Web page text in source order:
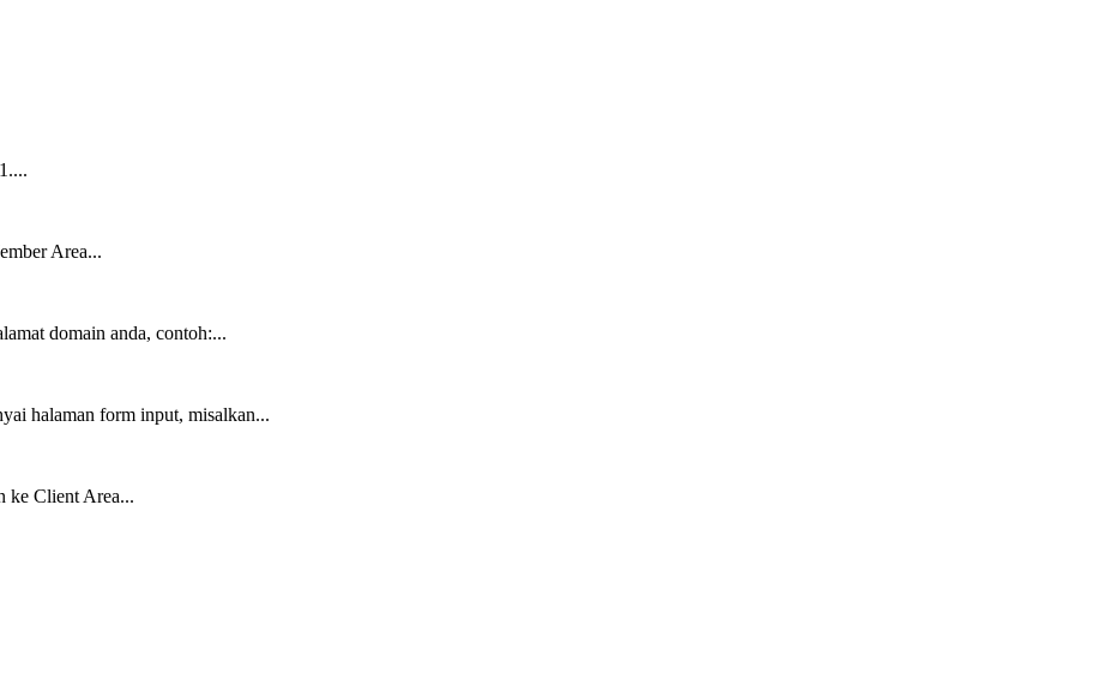
Area...
domain anda, contoh:...
halaman form input, misalkan...
ke Client Area...